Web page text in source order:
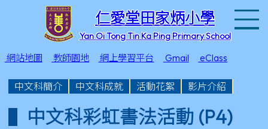
仁愛堂田家炳小學
Yan Oi Tong Tin Ka Ping Primary School
網站地圖 教師園地 網上學習平台 Gmail eClass
中文科簡介 中文科成就 活動花絮 影片介紹
中文科彩虹書法活動 (P4)